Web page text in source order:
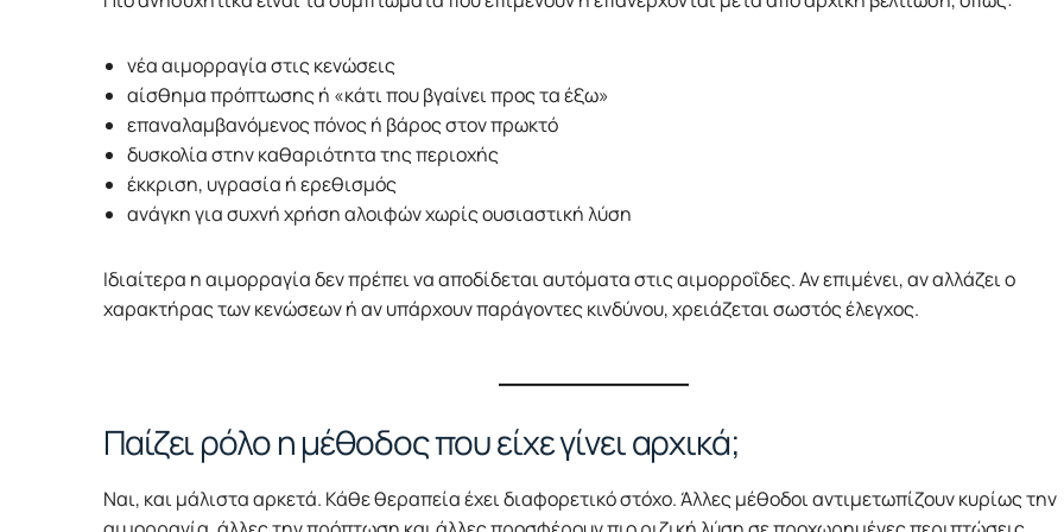
νέα αιμορραγία στις κενώσεις
αίσθημα πρόπτωσης ή «κάτι που βγαίνει προς τα έξω»
επαναλαμβανόμενος πόνος ή βάρος στον πρωκτό
δυσκολία στην καθαριότητα της περιοχής
έκκριση, υγρασία ή ερεθισμός
ανάγκη για συχνή χρήση αλοιφών χωρίς ουσιαστική λύση
Ιδιαίτερα η αιμορραγία δεν πρέπει να αποδίδεται αυτόματα στις αιμορροΐδες. Αν επιμένει, αν αλλάζει ο
χαρακτήρας των κενώσεων ή αν υπάρχουν παράγοντες κινδύνου, χρειάζεται σωστός έλεγχος.
Παίζει ρόλο η μέθοδος που είχε γίνει αρχικά;
Ναι, και μάλιστα αρκετά. Κάθε θεραπεία έχει διαφορετικό στόχο. Άλλες μέθοδοι αντιμετωπίζουν κυρίως την